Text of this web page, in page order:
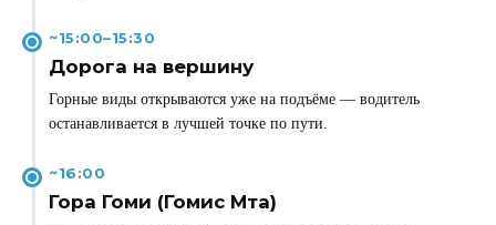
~15:00–15:30
Дорога на вершину
Горные виды открываются уже на подъёме — водитель
останавливается в лучшей точке по пути.
~16:00
Гора Гоми (Гомис Мта)